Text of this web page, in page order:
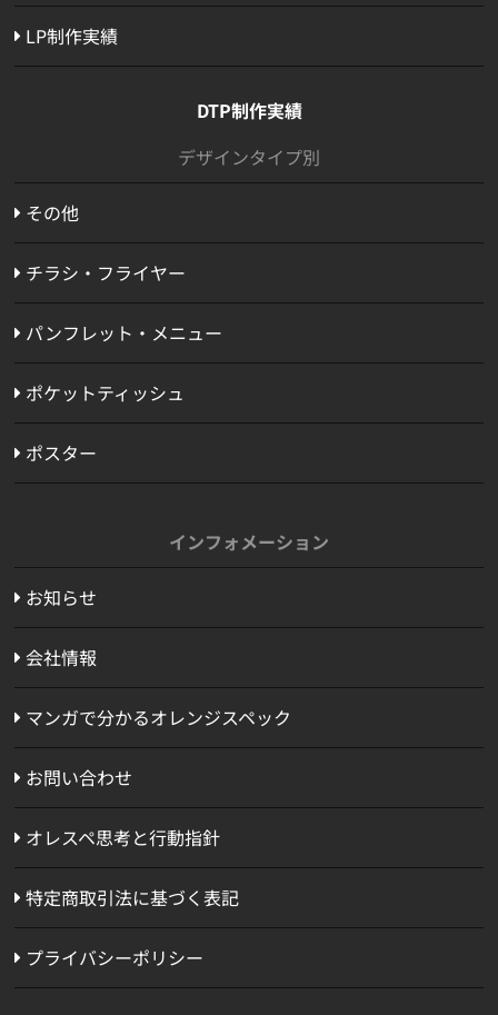
LP制作実績
DTP制作実績
デザインタイプ別
その他
チラシ・フライヤー
パンフレット・メニュー
ポケットティッシュ
ポスター
インフォメーション
お知らせ
会社情報
マンガで分かるオレンジスペック
お問い合わせ
オレスペ思考と行動指針
特定商取引法に基づく表記
プライバシーポリシー